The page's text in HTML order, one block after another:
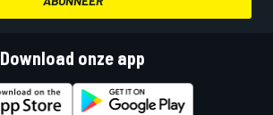
Download onze app